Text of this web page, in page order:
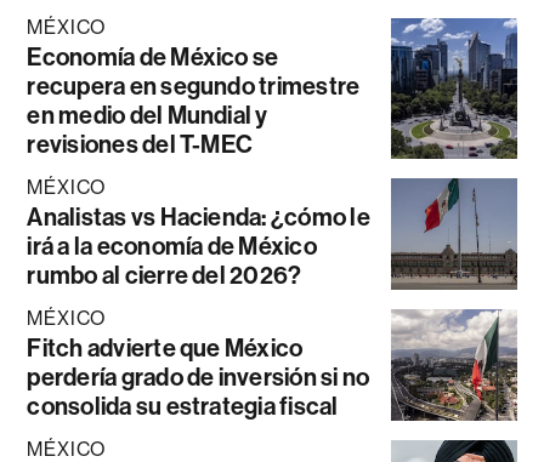
MÉXICO
Economía de México se
recupera en segundo trimestre
en medio del Mundial y
revisiones del T-MEC
MÉXICO
Analistas vs Hacienda: ¿cómo le
irá a la economía de México
rumbo al cierre del 2026?
MÉXICO
Fitch advierte que México
perdería grado de inversión si no
consolida su estrategia fiscal
MÉXICO